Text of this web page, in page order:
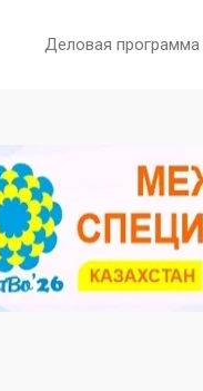
Деловая программа